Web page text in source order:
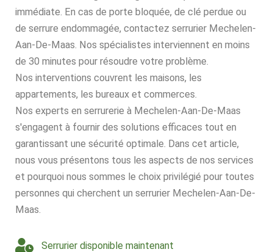
immédiate. En cas de porte bloquée, de clé perdue ou
de serrure endommagée, contactez serrurier Mechelen-
Aan-De-Maas. Nos spécialistes interviennent en moins
de 30 minutes pour résoudre votre problème.
Nos interventions couvrent les maisons, les
appartements, les bureaux et commerces.
Nos experts en serrurerie à Mechelen-Aan-De-Maas
s'engagent à fournir des solutions efficaces tout en
garantissant une sécurité optimale. Dans cet article,
nous vous présentons tous les aspects de nos services
et pourquoi nous sommes le choix privilégié pour toutes
personnes qui cherchent un serrurier Mechelen-Aan-De-
Maas.
Serrurier disponible maintenant